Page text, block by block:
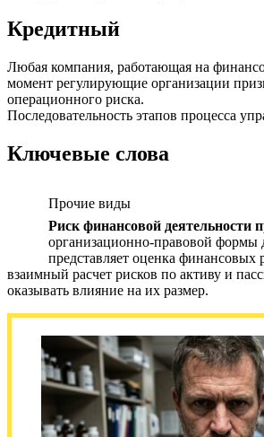
Кредитный
Любая компания, работающая на
момент регулирующие организации
операционного риска.
Последовательность этапов процесса
Ключевые слова
Прочие виды
Риск финансовой деятельности
организационно-правовой формы
представляет оценка финансовых
взаимный расчет рисков по активу и
оказывать влияние на их размер.